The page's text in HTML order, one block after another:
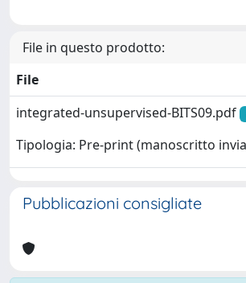
File in questo prodotto:
File
integrated-unsupervised-BITS09.pdf
Tipologia: Pre-print (manoscritto
Pubblicazioni consigliate